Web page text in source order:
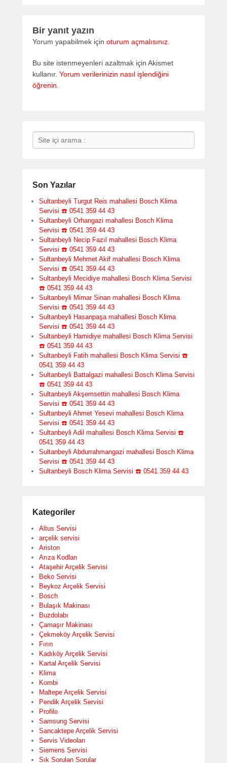
Bir yanıt yazın
Yorum yapabilmek için oturum açmalısınız
Bu site istenmeyenleri azaltmak için Akismet
kullanır. Yorum verilerinizin nasıl işlendiğini
öğrenin.
Search
Son Yazılar
Sultanbeyli Turgut Reis mahallesi Bosch Klima
Servisi ☎️ 0541 359 44 43
Sultanbeyli Orhangazi mahallesi Bosch Klima
Servisi ☎️ 0541 359 44 43
Sultanbeyli Necip Fazıl mahallesi Bosch Klima
Servisi ☎️ 0541 359 44 43
Sultanbeyli Mehmet Akif mahallesi Bosch Klima
Servisi ☎️ 0541 359 44 43
Sultanbeyli Mecidiye mahallesi Bosch Klima Servisi
☎️ 0541 359 44 43
Sultanbeyli Mimar Sinan mahallesi Bosch Klima
Servisi ☎️ 0541 359 44 43
Sultanbeyli Hasanpaşa mahallesi Bosch Klima
Servisi ☎️ 0541 359 44 43
Sultanbeyli Hamidiye mahallesi Bosch Klima Servisi
☎️ 0541 359 44 43
Sultanbeyli Fatih mahallesi Bosch Klima Servisi ☎️
0541 359 44 43
Sultanbeyli Battalgazi mahallesi Bosch Klima Servisi
☎️ 0541 359 44 43
Sultanbeyli Akşemsettin mahallesi Bosch Klima
Servisi ☎️ 0541 359 44 43
Sultanbeyli Ahmet Yesevi mahallesi Bosch Klima
Servisi ☎️ 0541 359 44 43
Sultanbeyli Adil mahallesi Bosch Klima Servisi ☎️
0541 359 44 43
Sultanbeyli Abdurrahmangazi mahallesi Bosch Klima
Servisi ☎️ 0541 359 44 43
Sultanbeyli Bosch Klima Servisi ☎️ 0541 359 44 43
Kategoriler
Altus Servisi
arçelik servisi
Ariston
Arıza Kodları
Ataşehir Arçelik Servisi
Beko Servisi
Beykoz Arçelik Servisi
Bosch
Bulaşık Makinası
Buzdolabı
Çamaşır Makinası
Çekmeköy Arçelik Servisi
Fırın
Kadıköy Arçelik Servisi
Kartal Arçelik Servisi
Klima
Kombi
Maltepe Arçelik Servisi
Pendik Arçelik Servisi
Profilo
Samsung Servisi
Sancaktepe Arçelik Servisi
Servis Videoları
Siemens Servisi
Sık Sorulan Sorular